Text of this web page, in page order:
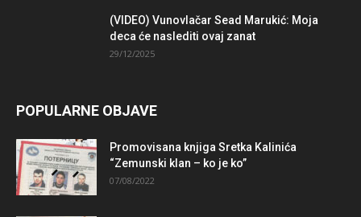
(VIDEO) Vunovlačar Sead Marukić: Moja
deca će naslediti ovaj zanat
29/12/2025
POPULARNE OBJAVE
Promovisana knjiga Sretka Kalinića
“Zemunski klan – ko je ko”
07/08/2022